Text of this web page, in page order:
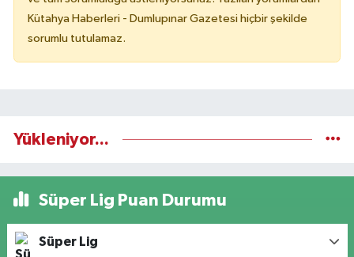
Kütahya Haberleri - Dumlupınar Gazetesi hiçbir şekilde
sorumlu tutulamaz.
Yükleniyor...
Süper Lig Puan Durumu
Süper Lig